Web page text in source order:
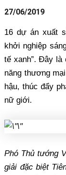
27/06/2019
16 dự án xuất
khởi nghiệp
tế xanh”. Đây là
năng thương
hậu, thúc đẩy
nữ giới.
Phó Thủ tướng
giải đặc biệt